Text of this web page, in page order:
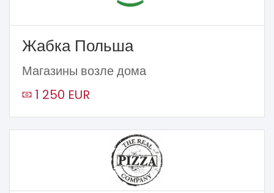
Жабка Польша
Магазины возле дома
1 250 EUR